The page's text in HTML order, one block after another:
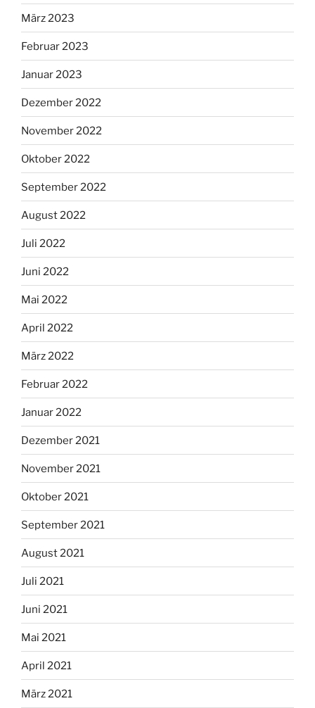
März 2023
Februar 2023
Januar 2023
Dezember 2022
November 2022
Oktober 2022
September 2022
August 2022
Juli 2022
Juni 2022
Mai 2022
April 2022
März 2022
Februar 2022
Januar 2022
Dezember 2021
November 2021
Oktober 2021
September 2021
August 2021
Juli 2021
Juni 2021
Mai 2021
April 2021
März 2021